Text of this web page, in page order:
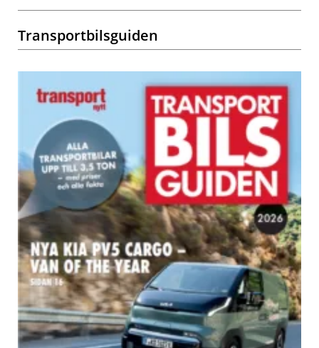
Transportbilsguiden